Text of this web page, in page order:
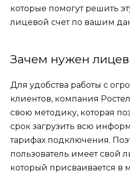
которые помогут решить
лицевой счет по вашим
Зачем нужен
Для удобства работы с
клиентов, компания
свою методику, которая
срок загрузить всю
тарифах подключения.
пользователь имеет свой
который присваивается в